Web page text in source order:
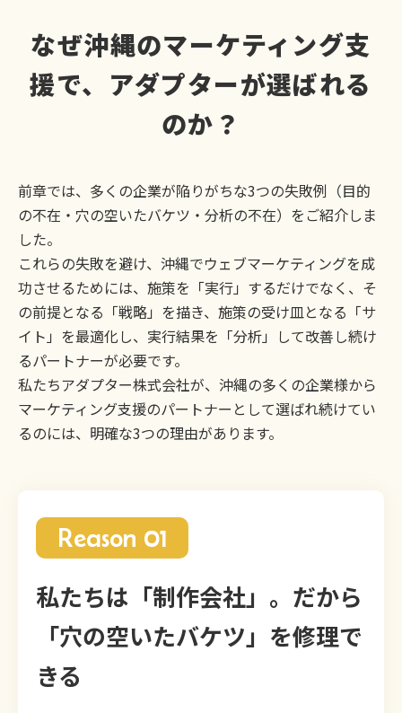
なぜ沖縄のマーケティング支
援で、アダプターが選ばれる
のか？
前章では、多くの企業が陥りがちな3つの失敗例（目的
の不在・穴の空いたバケツ・分析の不在）をご紹介しま
した。
これらの失敗を避け、沖縄でウェブマーケティングを成
功させるためには、施策を「実行」するだけでなく、そ
の前提となる「戦略」を描き、施策の受け皿となる「サ
イト」を最適化し、実行結果を「分析」して改善し続け
るパートナーが必要です。
私たちアダプター株式会社が、沖縄の多くの企業様から
マーケティング支援のパートナーとして選ばれ続けてい
るのには、明確な3つの理由があります。
Reason 01
私たちは「制作会社」。だから
「穴の空いたバケツ」を修理で
きる